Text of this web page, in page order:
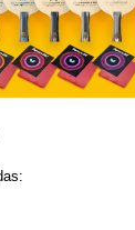
DE BUTTERFLY
PRO